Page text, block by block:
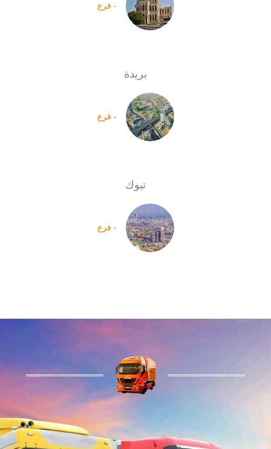
- فرع
بريدة
- فرع
تبوك
- فرع